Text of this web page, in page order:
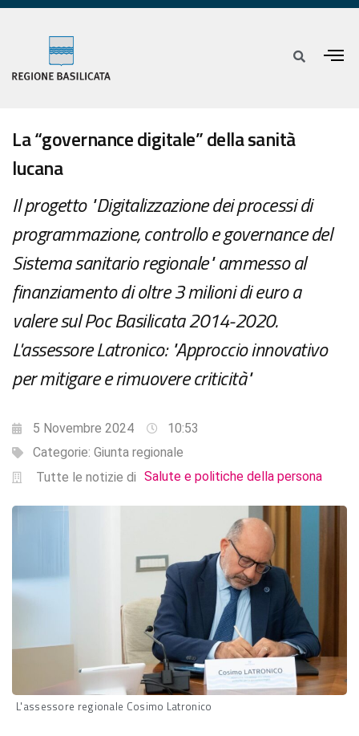
La “governance digitale” della sanità
lucana
Il progetto "Digitalizzazione dei processi di
programmazione, controllo e governance del
Sistema sanitario regionale" ammesso al
finanziamento di oltre 3 milioni di euro a
valere sul Poc Basilicata 2014-2020.
L'assessore Latronico: "Approccio innovativo
per mitigare e rimuovere criticità"
5 Novembre 2024
10:53
Categorie: Giunta regionale
Tutte le notizie di Salute e politiche della persona
L'assessore regionale Cosimo Latronico